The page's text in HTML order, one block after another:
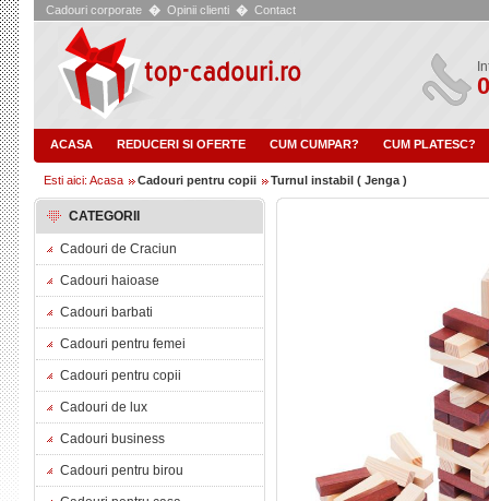
Cadouri corporate � Opinii clienti � Contact
ACASA REDUCERI SI OFERTE CUM CUMPAR? CUM PLATESC?
Esti aici: Acasa Cadouri pentru copii Turnul instabil ( Jenga )
CATEGORII
Cadouri de Craciun
Cadouri haioase
Cadouri barbati
Cadouri pentru femei
Cadouri pentru copii
Cadouri de lux
Cadouri business
Cadouri pentru birou